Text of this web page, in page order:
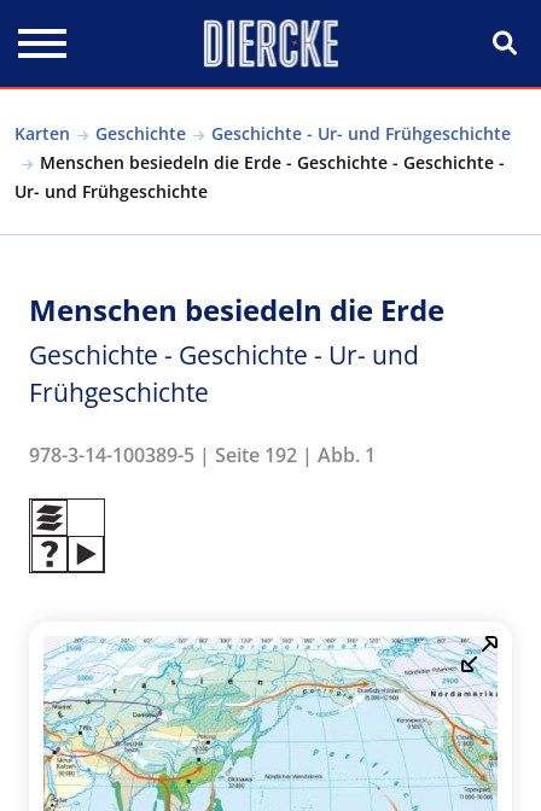
Karten Geschichte
Geschichte - Ur- und Frühgeschichte
Menschen besiedeln die Erde - Geschichte - Geschichte -
Ur- und Frühgeschichte
Menschen besiedeln die Erde
Geschichte - Geschichte - Ur- und
Frühgeschichte
978-3-14-100389-5 | Seite 192 | Abb. 1